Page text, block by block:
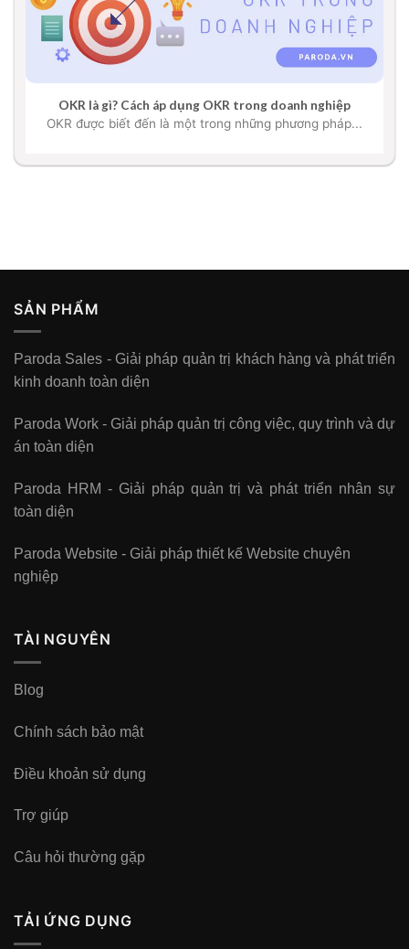
OKR là gì? Cách áp dụng OKR trong doanh nghiệp
OKR được biết đến là một trong những phương pháp...
SẢN PHẨM
Paroda Sales - Giải pháp quản trị khách hàng và phát triển
kinh doanh toàn diện
Paroda Work - Giải pháp quản trị công việc, quy trình và dự
án toàn diện
Paroda HRM - Giải pháp quản trị và phát triển nhân sự
toàn diện
Paroda Website - Giải pháp thiết kế Website chuyên
nghiệp
TÀI NGUYÊN
Blog
Chính sách bảo mật
Điều khoản sử dụng
Trợ giúp
Câu hỏi thường gặp
TẢI ỨNG DỤNG